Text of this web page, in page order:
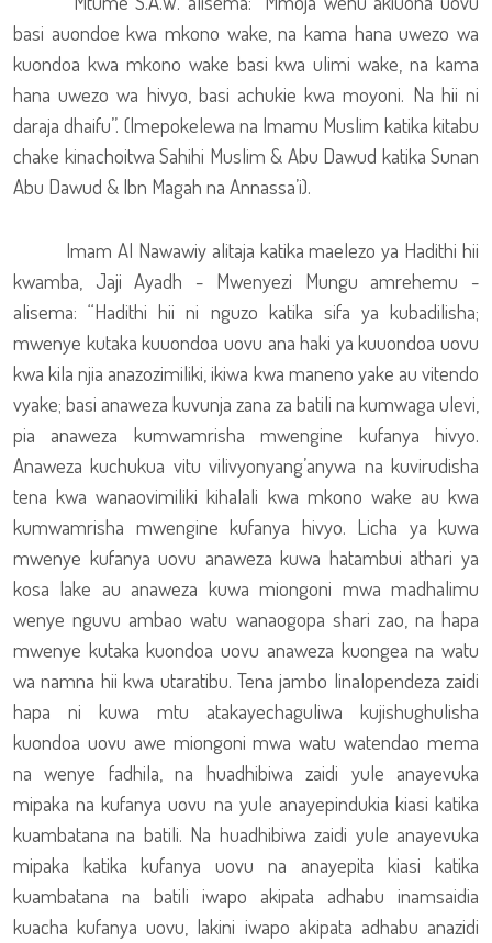
basi auondoe kwa mkono wake, na kama hana uwezo wa
kuondoa kwa mkono wake basi kwa ulimi wake, na kama
hana uwezo wa hivyo, basi achukie kwa moyoni. Na hii ni
daraja dhaifu”. (Imepokelewa na Imamu Muslim katika kitabu
chake kinachoitwa Sahihi Muslim & Abu Dawud katika Sunan
Abu Dawud & Ibn Magah na Annassa’i).
Imam Al Nawawiy alitaja katika maelezo ya Hadithi hii
kwamba, Jaji Ayadh - Mwenyezi Mungu amrehemu -
alisema: “Hadithi hii ni nguzo katika sifa ya kubadilisha;
mwenye kutaka kuuondoa uovu ana haki ya kuuondoa uovu
kwa kila njia anazozimiliki, ikiwa kwa maneno yake au vitendo
vyake; basi anaweza kuvunja zana za batili na kumwaga ulevi,
pia anaweza kumwamrisha mwengine kufanya hivyo.
Anaweza kuchukua vitu vilivyonyang’anywa na kuvirudisha
tena kwa wanaovimiliki kihalali kwa mkono wake au kwa
kumwamrisha mwengine kufanya hivyo. Licha ya kuwa
mwenye kufanya uovu anaweza kuwa hatambui athari ya
kosa lake au anaweza kuwa miongoni mwa madhalimu
wenye nguvu ambao watu wanaogopa shari zao, na hapa
mwenye kutaka kuondoa uovu anaweza kuongea na watu
wa namna hii kwa utaratibu. Tena jambo linalopendeza zaidi
hapa ni kuwa mtu atakayechaguliwa kujishughulisha
kuondoa uovu awe miongoni mwa watu watendao mema
na wenye fadhila, na huadhibiwa zaidi yule anayevuka
mipaka na kufanya uovu na yule anayepindukia kiasi katika
kuambatana na batili. Na huadhibiwa zaidi yule anayevuka
mipaka katika kufanya uovu na anayepita kiasi katika
kuambatana na batili iwapo akipata adhabu inamsaidia
kuacha kufanya uovu, lakini iwapo akipata adhabu anazidi